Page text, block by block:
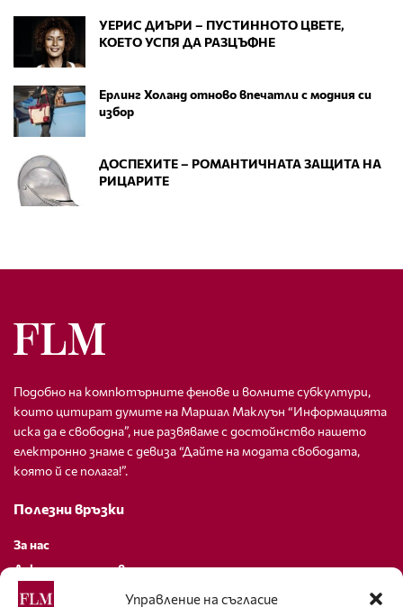
Управление на съгласие
УЕРИС ДИЪРИ – ПУСТИННОТО ЦВЕТЕ,
КОЕТО УСПЯ ДА РАЗЦЪФНЕ
Ерлинг Холанд отново впечатли с модния си
избор
ДОСПЕХИТЕ – РОМАНТИЧНАТА ЗАЩИТА НА
РИЦАРИТЕ
Подобно на компютърните фенове и волните субкултури,
които цитират думите на Маршал Маклуън “Информацията
иска да е свободна”, ние развяваме с достойнство нашето
електронно знаме с девиза “Дайте на модата свободата,
която й се полага!”.
Полезни връзки
За нас
Декларация за поверителност
Политика за бисквитки